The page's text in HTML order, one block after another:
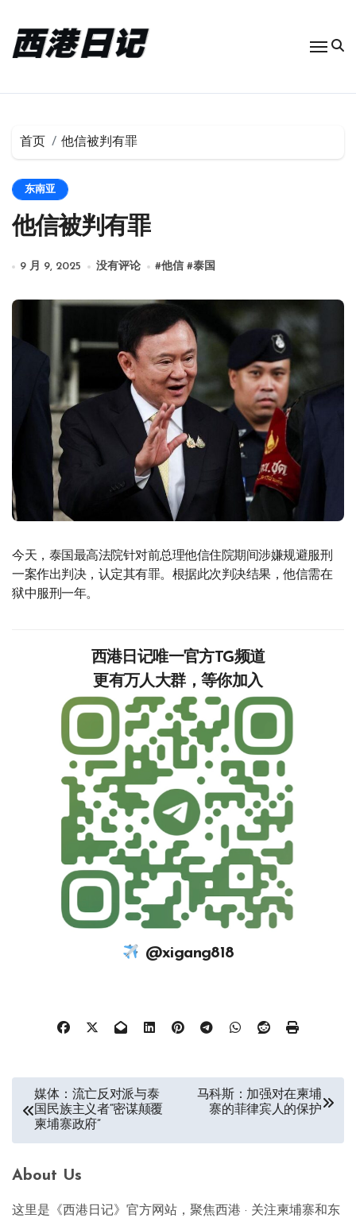
首页 他信被判有罪
东南亚
他信被判有罪
9 月 9, 2025 没有评论 #他信 #泰国
今天，泰国最高法院针对前总理他信住院期间涉嫌规避服刑
一案作出判决，认定其有罪。根据此次判决结果，他信需在
狱中服刑一年。
西港日记唯一官方TG频道
更有万人大群，等你加入‍‍‍‍‍‍‍‍‍‍‍‍‍
@xigang818
章
导
航
媒体：流亡反对派与泰
国民族主义者“密谋颠覆
柬埔寨政府”
马科斯：加强对在柬埔
寨的菲律宾人的保护
About Us
这里是《西港日记》官方网站，聚焦西港 · 关注柬埔寨和东